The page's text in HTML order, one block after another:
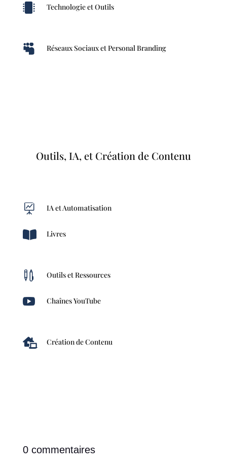
 Technologie et Outils
 Réseaux Sociaux et Personal Branding
Outils, IA, et Création de Contenu
 IA et Automatisation
 Livres
 Outils et Ressources
 Chaînes YouTube
 Création de Contenu
0 commentaires